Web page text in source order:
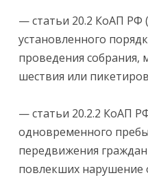
— статьи 20.2 КоАП РФ
установленного
проведения собрания,
шествия или
— статьи 20.2.2 КоАП
одновременного
передвижения
повлекших нарушение